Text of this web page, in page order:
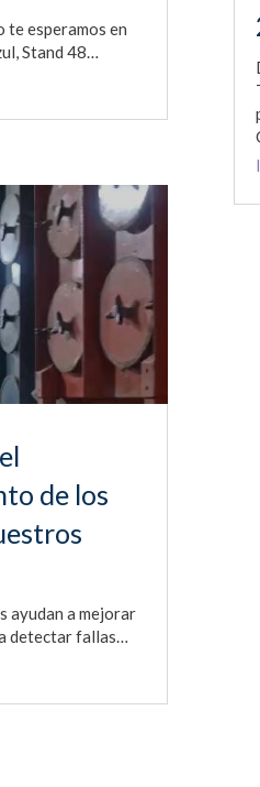
te esperamos en
Stand 48…
de los
ayudan a mejorar
detectar fallas…